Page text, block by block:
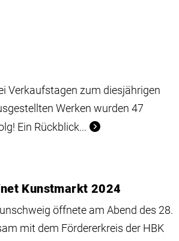
Verkaufstagen zum diesjährigen
Werken wurden 47
Ein Rückblick...
Kunstmarkt 2024
öffnete am Abend des 28.
mit dem Fördererkreis der HBK